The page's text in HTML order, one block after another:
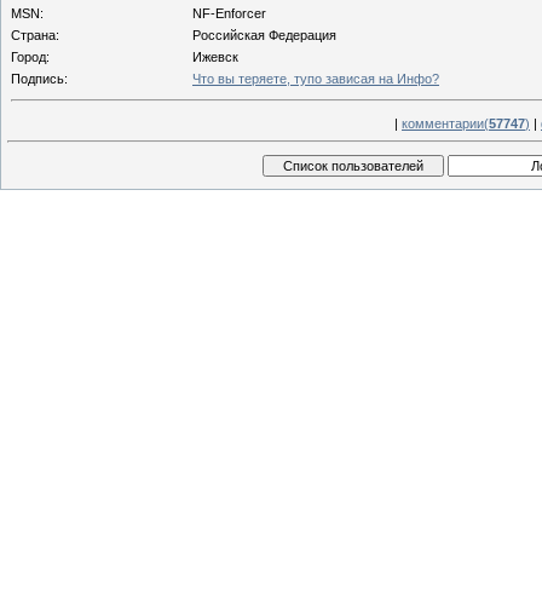
MSN:
NF-Enforcer
Страна:
Российская Федерация
Город:
Ижевск
Подпись:
Что вы теряете, тупо зависая на Инфо?
| комментарии(57747) |